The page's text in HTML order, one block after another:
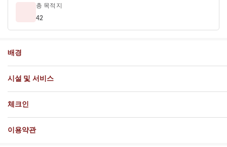
총 목적지
42
배경
시설 및 서비스
체크인
이용약관